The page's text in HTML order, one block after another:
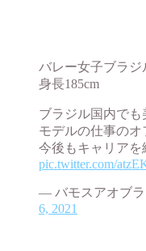
バレー女子ブラジ
身長185cm
ブラジル国内でも
モデルの仕事のオ
今後もキャリアを
pic.twitter.com/
— バモスアオブラ
6, 2021